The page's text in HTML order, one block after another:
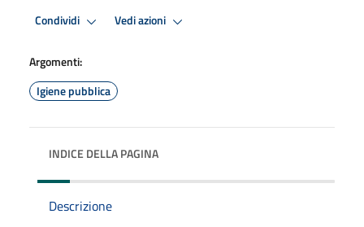
Condividi Vedi azioni
Argomenti:
Igiene pubblica
INDICE DELLA PAGINA
Descrizione